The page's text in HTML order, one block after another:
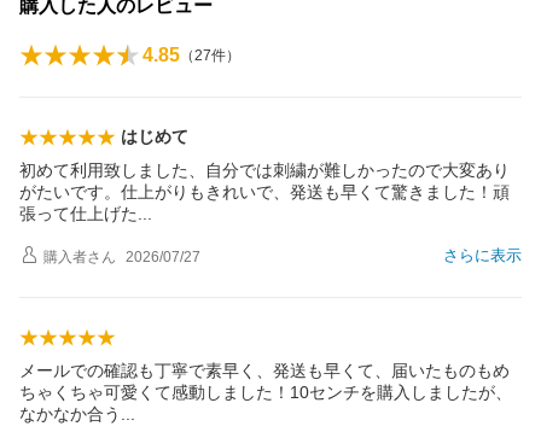
購入した人のレビュー
4.85 （27件）
はじめて
初めて利用致しました、自分では刺繍が難しかったので大変あり
がたいです。仕上がりもきれいで、発送も早くて驚きました！頑
張って仕上げた
さらに表示
購入者さん 2026/07/27
メールでの確認も丁寧で素早く、発送も早くて、届いたものもめ
ちゃくちゃ可愛くて感動しました！10センチを購入しましたが、
なかなか合う